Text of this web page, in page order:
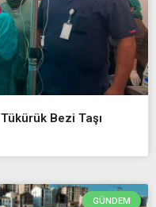
Bezi Taşı
GÜNDEM